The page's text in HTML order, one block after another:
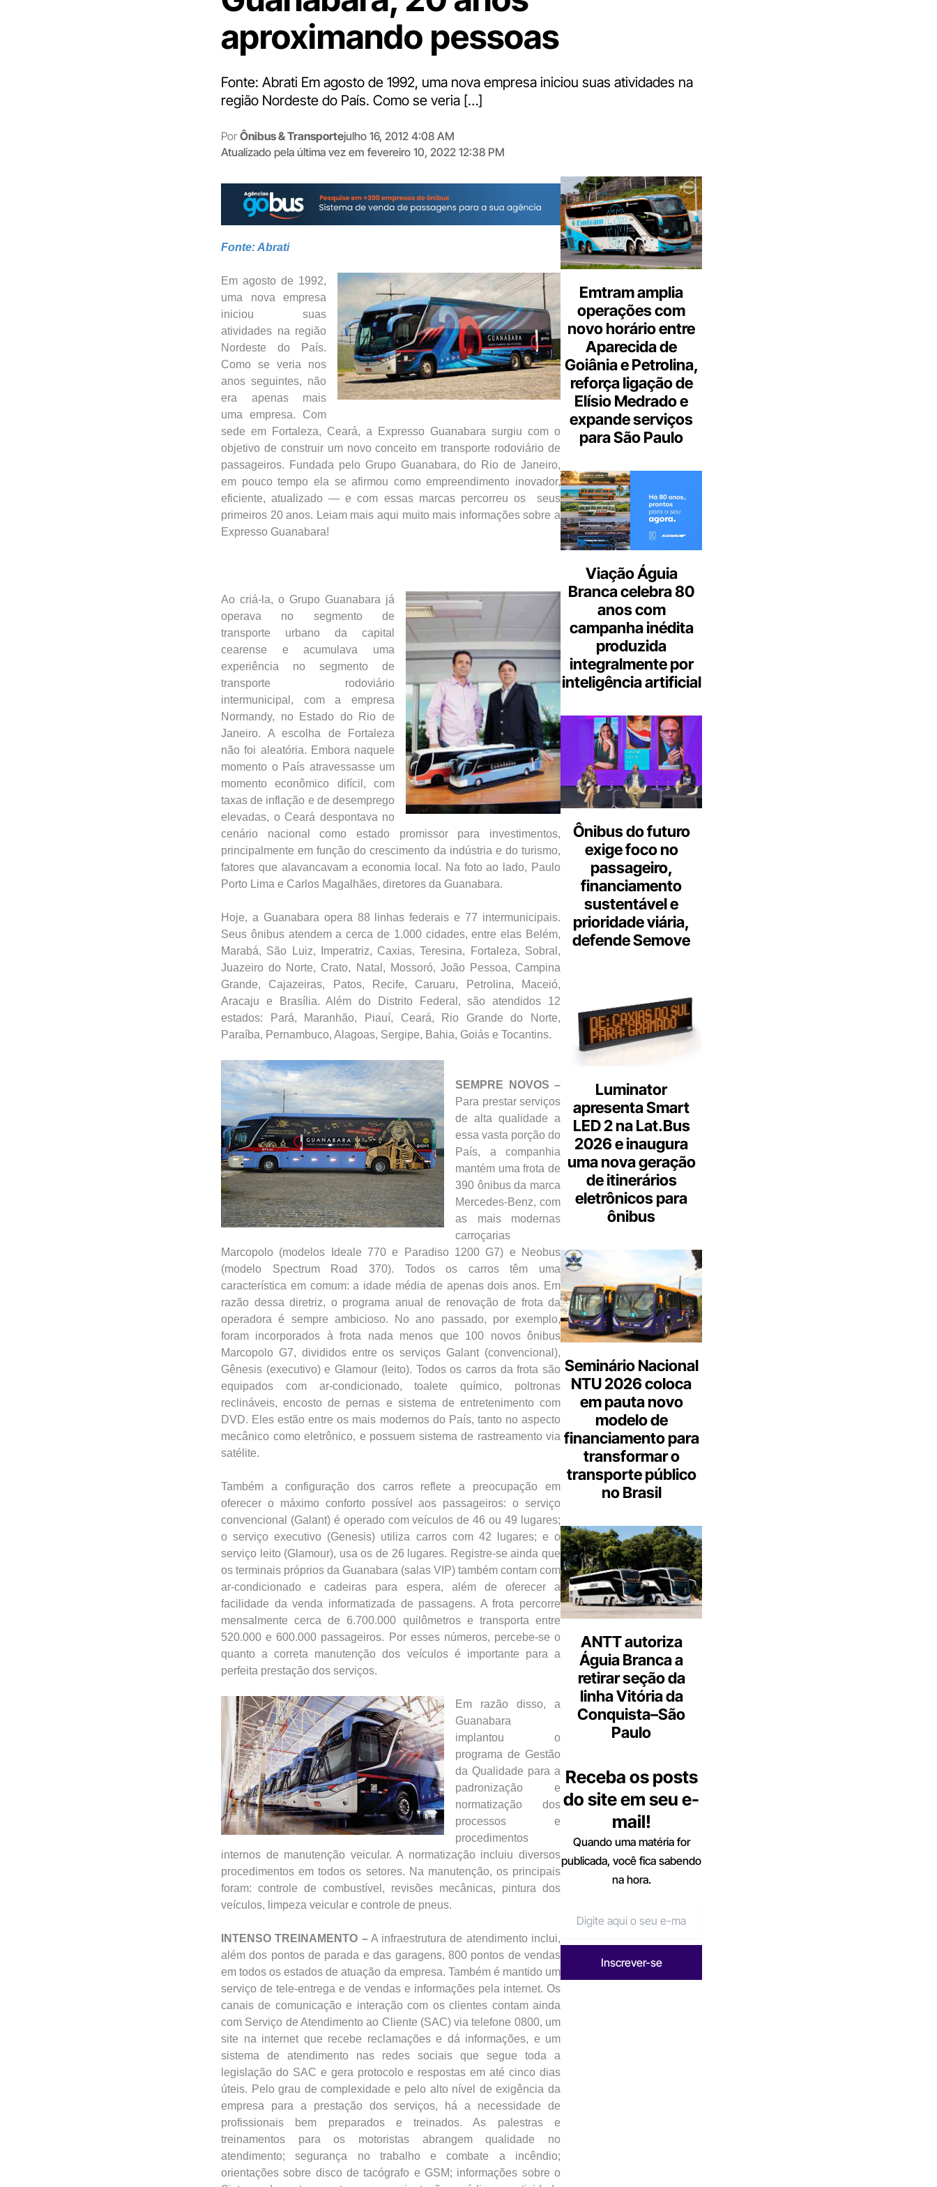
aproximando pessoas
Fonte: Abrati Em agosto de 1992, uma nova empresa iniciou suas atividades na
região Nordeste do País. Como se veria […]
Por Ônibus & Transportejulho 16, 2012 4:08 AM
Atualizado pela última vez em fevereiro 10, 2022 12:38 PM
Fonte: Abrati
Em agosto de 1992,
uma nova empresa
iniciou suas
atividades na região
Nordeste do País.
Como se veria nos
anos seguintes, não
era apenas mais
uma empresa. Com
sede em Fortaleza, Ceará, a Expresso Guanabara surgiu com o
objetivo de construir um novo conceito em transporte rodoviário de
passageiros. Fundada pelo Grupo Guanabara, do Rio de Janeiro,
em pouco tempo ela se afirmou como empreendimento inovador,
eficiente, atualizado — e com essas marcas percorreu os seus
primeiros 20 anos. Leiam mais aqui muito mais informações sobre a
Expresso Guanabara!
Ao criá-la, o Grupo Guanabara já
operava no segmento de
transporte urbano da capital
cearense e acumulava uma
experiência no segmento de
transporte rodoviário
intermunicipal, com a empresa
Normandy, no Estado do Rio de
Janeiro. A escolha de Fortaleza
não foi aleatória. Embora naquele
momento o País atravessasse um
momento econômico difícil, com
taxas de inflação e de desemprego
elevadas, o Ceará despontava no
cenário nacional como estado promissor para investimentos,
principalmente em função do crescimento da indústria e do turismo,
fatores que alavancavam a economia local. Na foto ao lado, Paulo
Porto Lima e Carlos Magalhães, diretores da Guanabara.
Hoje, a Guanabara opera 88 linhas federais e 77 intermunicipais.
Seus ônibus atendem a cerca de 1.000 cidades, entre elas Belém,
Marabá, São Luiz, Imperatriz, Caxias, Teresina, Fortaleza, Sobral,
Juazeiro do Norte, Crato, Natal, Mossoró, João Pessoa, Campina
Grande, Cajazeiras, Patos, Recife, Caruaru, Petrolina, Maceió,
Aracaju e Brasília. Além do Distrito Federal, são atendidos 12
estados: Pará, Maranhão, Piauí, Ceará, Rio Grande do Norte,
Paraíba, Pernambuco, Alagoas, Sergipe, Bahia, Goiás e Tocantins.
SEMPRE NOVOS –
Para prestar serviços
de alta qualidade a
essa vasta porção do
País, a companhia
mantém uma frota de
390 ônibus da marca
Mercedes-Benz, com
as mais modernas
carroçarias
Marcopolo (modelos Ideale 770 e Paradiso 1200 G7) e Neobus
(modelo Spectrum Road 370). Todos os carros têm uma
característica em comum: a idade média de apenas dois anos. Em
razão dessa diretriz, o programa anual de renovação de frota da
operadora é sempre ambicioso. No ano passado, por exemplo,
foram incorporados à frota nada menos que 100 novos ônibus
Marcopolo G7, divididos entre os serviços Galant (convencional),
Gênesis (executivo) e Glamour (leito). Todos os carros da frota são
equipados com ar-condicionado, toalete químico, poltronas
reclináveis, encosto de pernas e sistema de entretenimento com
DVD. Eles estão entre os mais modernos do País, tanto no aspecto
mecânico como eletrônico, e possuem sistema de rastreamento via
satélite.
Também a configuração dos carros reflete a preocupação em
oferecer o máximo conforto possível aos passageiros: o serviço
convencional (Galant) é operado com veículos de 46 ou 49 lugares;
o serviço executivo (Genesis) utiliza carros com 42 lugares; e o
serviço leito (Glamour), usa os de 26 lugares. Registre-se ainda que
os terminais próprios da Guanabara (salas VIP) também contam com
ar-condicionado e cadeiras para espera, além de oferecer a
facilidade da venda informatizada de passagens. A frota percorre
mensalmente cerca de 6.700.000 quilômetros e transporta entre
520.000 e 600.000 passageiros. Por esses números, percebe-se o
quanto a correta manutenção dos veículos é importante para a
perfeita prestação dos serviços.
Em razão disso, a
Guanabara
implantou o
programa de Gestão
da Qualidade para a
padronização e
normatização dos
processos e
procedimentos
internos de manutenção veicular. A normatização incluiu diversos
procedimentos em todos os setores. Na manutenção, os principais
foram: controle de combustível, revisões mecânicas, pintura dos
veículos, limpeza veicular e controle de pneus.
INTENSO TREINAMENTO –A infraestrutura de atendimento inclui,
além dos pontos de parada e das garagens, 800 pontos de vendas
em todos os estados de atuação da empresa. Também é mantido um
serviço de tele-entrega e de vendas e informações pela internet. Os
canais de comunicação e interação com os clientes contam ainda
com Serviço de Atendimento ao Cliente (SAC) via telefone 0800, um
site na internet que recebe reclamações e dá informações, e um
sistema de atendimento nas redes sociais que segue toda a
legislação do SAC e gera protocolo e respostas em até cinco dias
úteis. Pelo grau de complexidade e pelo alto nível de exigência da
empresa para a prestação dos serviços, há a necessidade de
profissionais bem preparados e treinados. As palestras e
treinamentos para os motoristas abrangem qualidade no
atendimento; segurança no trabalho e combate a incêndio;
orientações sobre disco de tacógrafo e GSM; informações sobre o
Emtram amplia
operações com
novo horário entre
Aparecida de
Goiânia e Petrolina,
reforça ligação de
Elísio Medrado e
expande serviços
para São Paulo
Viação Águia
Branca celebra 80
anos com
campanha inédita
produzida
integralmente por
inteligência artificial
Ônibus do futuro
exige foco no
passageiro,
financiamento
sustentável e
prioridade viária,
defende Semove
Luminator
apresenta Smart
LED 2 na Lat.Bus
2026 e inaugura
uma nova geração
de itinerários
eletrônicos para
ônibus
Seminário Nacional
NTU 2026 coloca
em pauta novo
modelo de
financiamento para
transformar o
transporte público
no Brasil
ANTT autoriza
Águia Branca a
retirar seção da
linha Vitória da
Conquista–São
Paulo
Receba os posts
do site em seu e-
mail!
Quando uma matéria for
publicada, você fica sabendo
na hora.
Digite
aqui
o
seu
e-
mail
Inscrever-se